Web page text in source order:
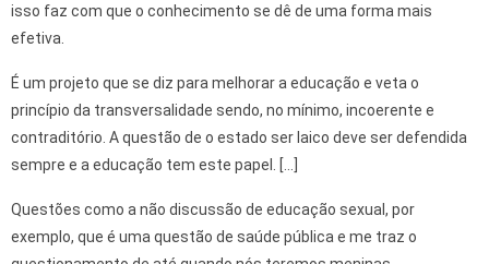
isso faz com que o conhecimento se dê de uma forma mais
efetiva.
É um projeto que se diz para melhorar a educação e veta o
princípio da transversalidade sendo, no mínimo, incoerente e
contraditório. A questão de o estado ser laico deve ser defendida
sempre e a educação tem este papel. […]
Questões como a não discussão de educação sexual, por
exemplo, que é uma questão de saúde pública e me traz o